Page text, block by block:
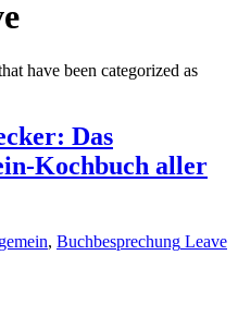
have been categorized as
Das
Kochbuch aller
, Buchbesprechung Leave